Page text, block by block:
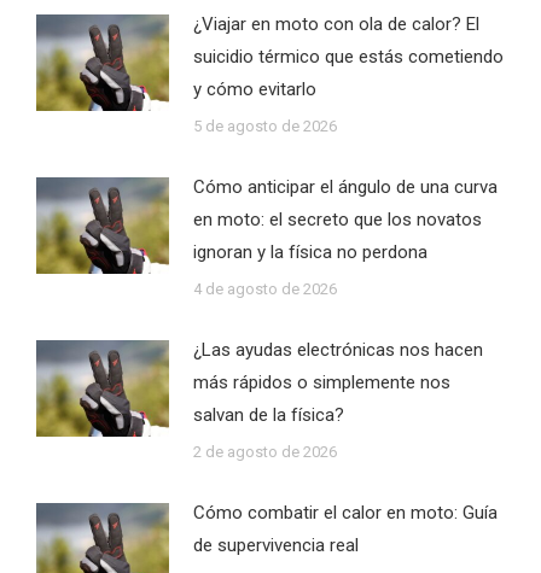
¿Viajar en moto con ola de calor? El
suicidio térmico que estás cometiendo
y cómo evitarlo
5 de agosto de 2026
Cómo anticipar el ángulo de una curva
en moto: el secreto que los novatos
ignoran y la física no perdona
4 de agosto de 2026
¿Las ayudas electrónicas nos hacen
más rápidos o simplemente nos
salvan de la física?
2 de agosto de 2026
Cómo combatir el calor en moto: Guía
de supervivencia real